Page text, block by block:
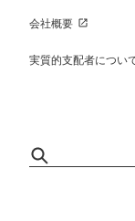
会社概要
実質的支配者につい